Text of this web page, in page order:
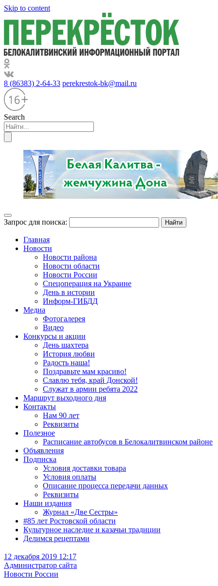
Skip to content
8 (86383) 2-64-33 perekrestok-bk@mail.ru
Search
Запрос для поиска:
Главная
Новости
Новости района
Новости области
Новости России
Спецоперация на Украине
День в истории
Информ-ГИБДД
Медиа
Фотогалерея
Видео
Конкурсы и акции
День шахтера
История любви
Радость наша!
Поздравьте мам красиво!
Славлю тебя, край Донской!
Служат в армии ребята 2022
Маршрут выходного дня
Контакты
Нам 90 лет
Реквизиты
Полезное
Расписание автобусов в Белокалитвинском районе
Объявления
Подписка
Условия доставки товара
Условия оплаты
Описание процесса передачи данных
Реквизиты
Наши издания
Журнал «Две Сестры»
#85 лет Ростовской области
Культурное наследие и казачьи традиции
Делимся рецептами
12 декабря 2019 12:17
Администратор сайта
Новости России